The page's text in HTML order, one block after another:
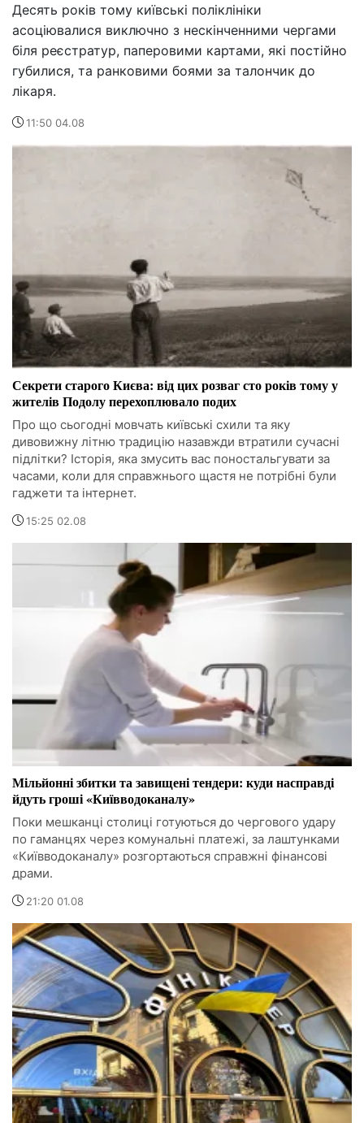
Десять років тому київські поліклініки
асоціювалися виключно з нескінченними чергами
біля реєстратур, паперовими картами, які постійно
губилися, та ранковими боями за талончик до
лікаря.
11:50 04.08
Секрети старого Києва: від цих розваг сто років тому у
жителів Подолу перехоплювало подих
Про що сьогодні мовчать київські схили та яку
дивовижну літню традицію назавжди втратили сучасні
підлітки? Історія, яка змусить вас поностальгувати за
часами, коли для справжнього щастя не потрібні були
гаджети та інтернет.
15:25 02.08
Мільйонні збитки та завищені тендери: куди насправді
йдуть гроші «Київводоканалу»
Поки мешканці столиці готуються до чергового удару
по гаманцях через комунальні платежі, за лаштунками
«Київводоканалу» розгортаються справжні фінансові
драми.
21:20 01.08